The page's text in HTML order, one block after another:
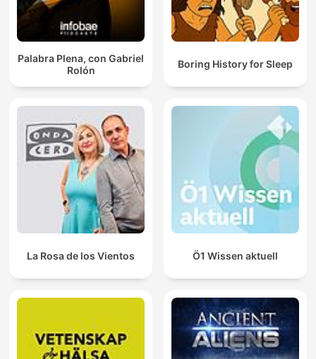
Palabra Plena, con Gabriel
Rolón
Boring History for Sleep
La Rosa de los Vientos Ö1 Wissen aktuell